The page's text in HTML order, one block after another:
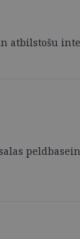
atbilstošu